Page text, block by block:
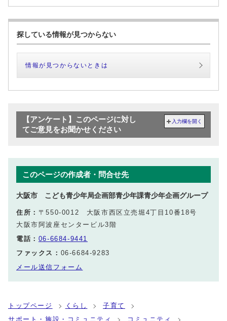
探している情報が見つからない
情報が見つからないときは
【アンケート】このページに対し
てご意見をお聞かせください
入力欄を開く
このページの作成者・問合せ先
大阪市 こども青少年局企画部青少年課青少年企画グループ
住所： 〒550-0012 大阪市西区立売堀4丁目10番18号
大阪市阿波座センタービル3階
電話： 06-6684-9441
ファックス： 06-6684-9283
メール送信フォーム
トップページ くらし
子育て
サポート・施設・コミュニティ
コミュニティ